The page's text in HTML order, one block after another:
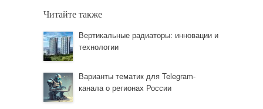
Читайте также
Вертикальные радиаторы: инновации и
технологии
Варианты тематик для Telegram-
канала о регионах России